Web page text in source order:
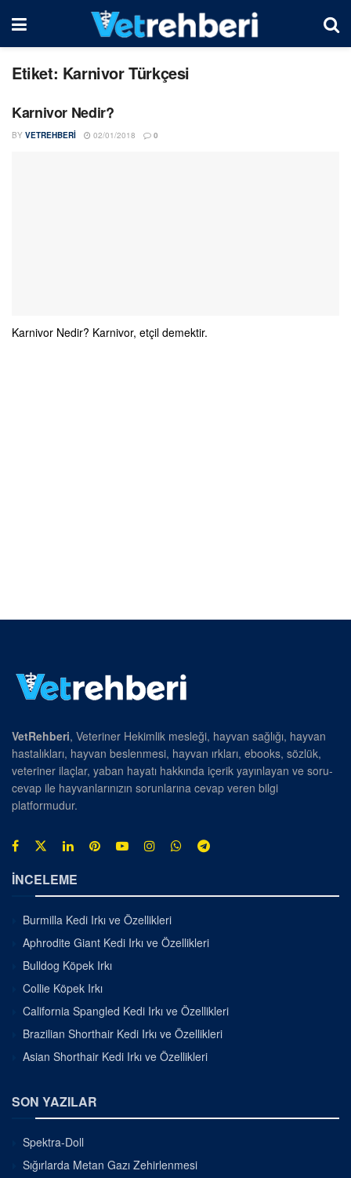
Etiket: Karnivor Türkçesi
Karnivor Nedir?
BY VETREHBERI 02/01/2018 0
Karnivor Nedir? Karnivor, etçil demektir.
VetRehberi, Veteriner Hekimlik mesleği, hayvan sağlığı, hayvan
hastalıkları, hayvan beslenmesi, hayvan ırkları, ebooks, sözlük,
veteriner ilaçlar, yaban hayatı hakkında içerik yayınlayan ve soru-
cevap ile hayvanlarınızın sorunlarına cevap veren bilgi
platformudur.
İNCELEME
Burmilla Kedi Irkı ve Özellikleri
Aphrodite Giant Kedi Irkı ve Özellikleri
Bulldog Köpek Irkı
Collie Köpek Irkı
California Spangled Kedi Irkı ve Özellikleri
Brazilian Shorthair Kedi Irkı ve Özellikleri
Asian Shorthair Kedi Irkı ve Özellikleri
SON YAZILAR
Spektra-Doll
Sığırlarda Metan Gazı Zehirlenmesi